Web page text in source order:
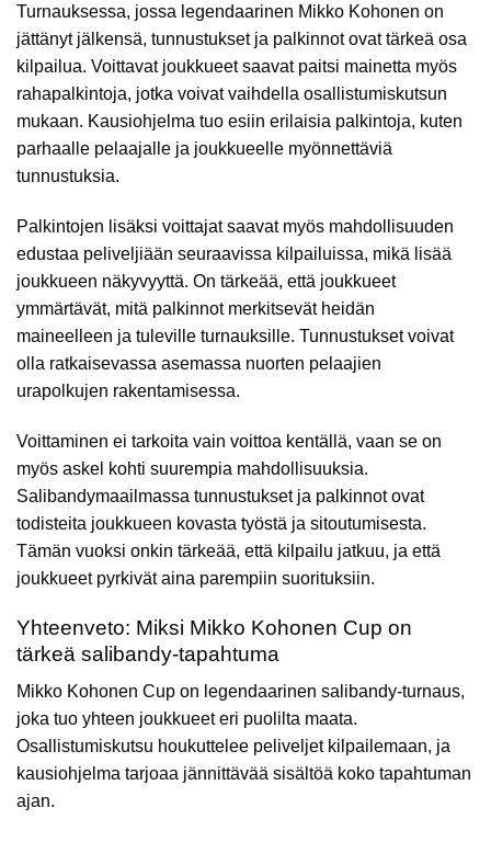
Turnauksessa, jossa legendaarinen Mikko Kohonen on
jättänyt jälkensä, tunnustukset ja palkinnot ovat tärkeä osa
kilpailua. Voittavat joukkueet saavat paitsi mainetta myös
rahapalkintoja, jotka voivat vaihdella osallistumiskutsun
mukaan. Kausiohjelma tuo esiin erilaisia palkintoja, kuten
parhaalle pelaajalle ja joukkueelle myönnettäviä
tunnustuksia.
Palkintojen lisäksi voittajat saavat myös mahdollisuuden
edustaa peliveljiään seuraavissa kilpailuissa, mikä lisää
joukkueen näkyvyyttä. On tärkeää, että joukkueet
ymmärtävät, mitä palkinnot merkitsevät heidän
maineelleen ja tuleville turnauksille. Tunnustukset voivat
olla ratkaisevassa asemassa nuorten pelaajien
urapolkujen rakentamisessa.
Voittaminen ei tarkoita vain voittoa kentällä, vaan se on
myös askel kohti suurempia mahdollisuuksia.
Salibandymaailmassa tunnustukset ja palkinnot ovat
todisteita joukkueen kovasta työstä ja sitoutumisesta.
Tämän vuoksi onkin tärkeää, että kilpailu jatkuu, ja että
joukkueet pyrkivät aina parempiin suorituksiin.
Yhteenveto: Miksi Mikko Kohonen Cup on
tärkeä salibandy-tapahtuma
Mikko Kohonen Cup on legendaarinen salibandy-turnaus,
joka tuo yhteen joukkueet eri puolilta maata.
Osallistumiskutsu houkuttelee peliveljet kilpailemaan, ja
kausiohjelma tarjoaa jännittävää sisältöä koko tapahtuman
ajan.